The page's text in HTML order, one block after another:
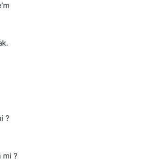
?
mi ?